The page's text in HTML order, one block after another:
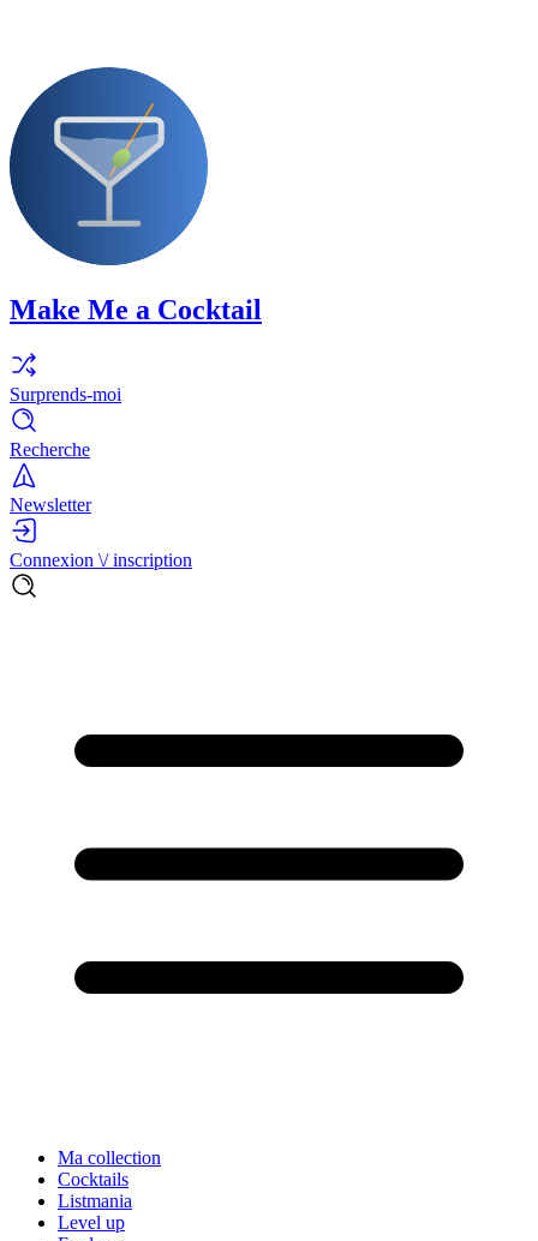
Make Me a Cocktail
Surprends-moi
Recherche
Newsletter
Connexion \/ inscription
Ma collection
Cocktails
Listmania
Level up